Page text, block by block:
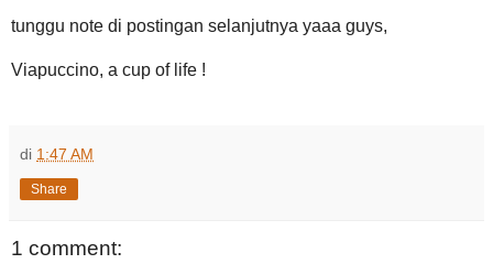
tunggu note di postingan selanjutnya yaaa guys,
Viapuccino, a cup of life !
di 1:47 AM
Share
1 comment: